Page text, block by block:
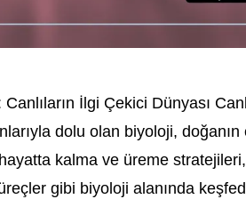
İlgi Çekici Dünyası
dolu olan biyoloji,
hayatta kalma ve üreme
gibi biyoloji alanında